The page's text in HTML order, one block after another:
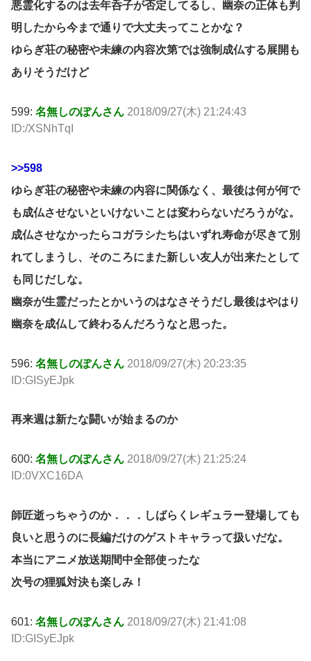
悪霊化するのは去年呑子が否定してるし、幽奈の正体も判
明したから今まで通りで大丈夫ってことかな？
ゆらぎ荘の秘密や未練の内容次第では強制成仏する展開も
ありそうだけど
599: 名無しのぽんさん 2018/09/27(木) 21:24:43
ID:/XSNhTqI
>>598
ゆらぎ荘の秘密や未練の内容に関係なく、最後は何が何で
も成仏させないといけないことは変わらないだろうがな。
成仏させなかったらコガラシたちはいずれ寿命が尽きて別
れてしまうし、そのころにまた新しい友人が出来たとして
も同じだしな。
幽奈が生霊だったとかいうのはなさそうだし最後はやはり
幽奈を成仏して終わるんだろうなと思った。
596: 名無しのぽんさん 2018/09/27(木) 20:23:35
ID:GISyEJpk
再来週は新たな闘いが始まるのか
600: 名無しのぽんさん 2018/09/27(木) 21:25:24
ID:0VXC16DA
師匠逝っちゃうのか．．．しばらくレギュラー登場しても
良いと思うのに長編だけのゲストキャラって扱いだな。
本当にアニメ放送期間中全部使ったな
次号の狸狐対決も楽しみ！
601: 名無しのぽんさん 2018/09/27(木) 21:41:08
ID:GISyEJpk